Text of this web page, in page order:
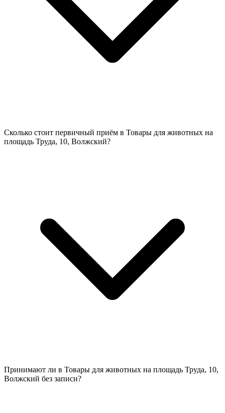
Сколько стоит первичный приём в Товары для животных на
площадь Труда, 10, Волжский?
Принимают ли в Товары для животных на площадь Труда, 10,
Волжский без записи?